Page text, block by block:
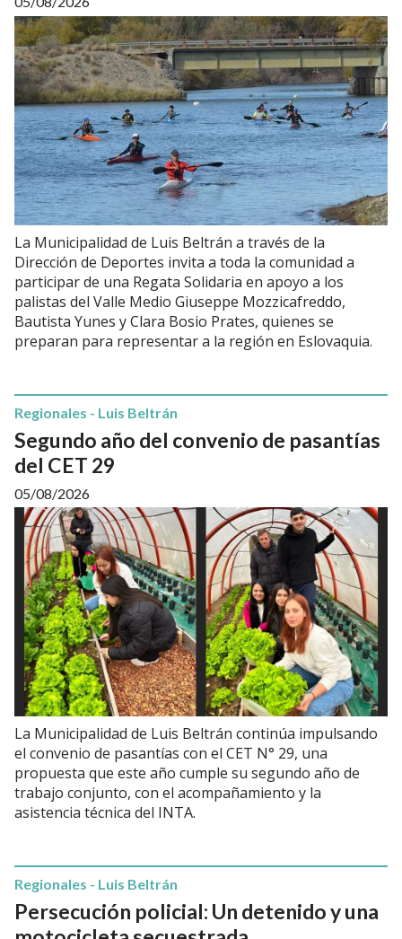
La Municipalidad de Luis Beltrán a través de la
Dirección de Deportes invita a toda la comunidad a
participar de una Regata Solidaria en apoyo a los
palistas del Valle Medio Giuseppe Mozzicafreddo,
Bautista Yunes y Clara Bosio Prates, quienes se
preparan para representar a la región en Eslovaquia.
Segundo año del convenio de pasantías
del CET 29
Regionales - Luis Beltrán
05/08/2026
La Municipalidad de Luis Beltrán continúa impulsando
el convenio de pasantías con el CET N° 29, una
propuesta que este año cumple su segundo año de
trabajo conjunto, con el acompañamiento y la
asistencia técnica del INTA.
Persecución policial: Un detenido y una
Regionales - Luis Beltrán